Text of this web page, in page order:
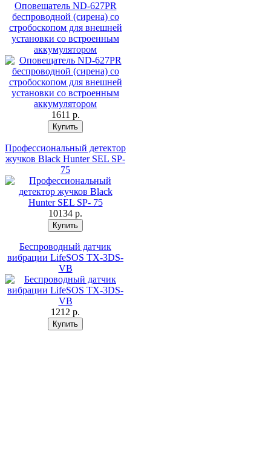
Оповещатель ND-627PR
беспроводной (сирена) со
стробоскопом для внешней
установки со встроенным
аккумулятором
1611 p.
Профессиональный детектор
жучков Black Hunter SEL SP-
75
10134 p.
Беспроводный датчик
вибрации LifeSOS TX-3DS-
VB
1212 p.